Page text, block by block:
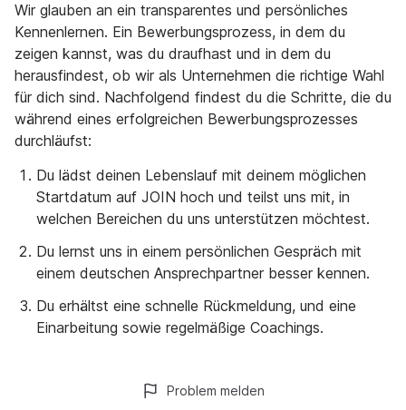
Wir glauben an ein transparentes und persönliches
Kennenlernen. Ein Bewerbungsprozess, in dem du
zeigen kannst, was du draufhast und in dem du
herausfindest, ob wir als Unternehmen die richtige Wahl
für dich sind. Nachfolgend findest du die Schritte, die du
während eines erfolgreichen Bewerbungsprozesses
durchläufst:
Du lädst deinen Lebenslauf mit deinem möglichen
Startdatum auf JOIN hoch und teilst uns mit, in
welchen Bereichen du uns unterstützen möchtest.
Du lernst uns in einem persönlichen Gespräch mit
einem deutschen Ansprechpartner besser kennen.
Du erhältst eine schnelle Rückmeldung, und eine
Einarbeitung sowie regelmäßige Coachings.
Problem melden